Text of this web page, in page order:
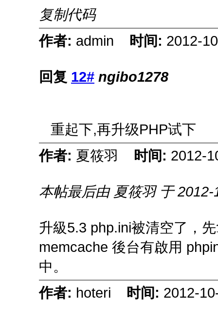
复制代码
作者: admin 时间: 2012-
回复 12# ngibo1278
重起下,再升级PHP试下
作者: 夏筱羽 时间: 2012-
本帖最后由 夏筱羽 于
升級5.3 php.ini被清空了，
memcache 後台有啟用
中。
作者: hoteri 时间: 2012-